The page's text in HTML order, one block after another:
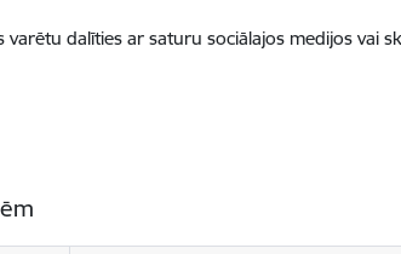
dalīties ar saturu sociālajos medijos vai